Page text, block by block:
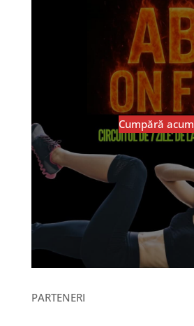
Cumpără acum
PARTENERI